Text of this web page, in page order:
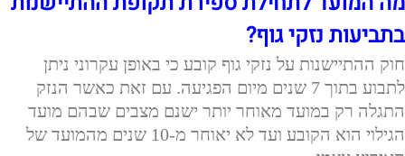
בתביעות נזקי גוף?
חוק ההתיישנות על נזקי גוף קובע כי באופן עקרוני ניתן
לתבוע בתוך 7 שנים מיום הפגיעה. עם זאת כאשר הנזק
התגלה רק במועד מאוחר יותר ישנם מצבים שבהם מועד
הגילוי הוא הקובע ועד לא יאוחר מ-10 שנים מהמועד של